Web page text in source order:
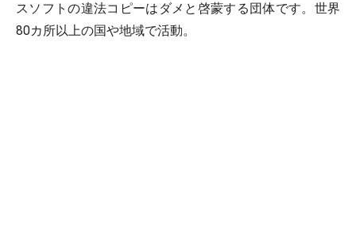
スソフトの違法コピーはダメと啓蒙する団体です。世界
80カ所以上の国や地域で活動。